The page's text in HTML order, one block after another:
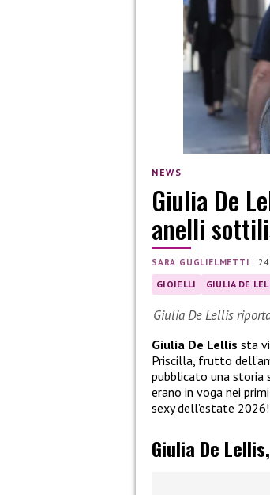
NEWS
Giulia De
anelli
SARA GUGLIELMETTI |
GIOIELLI GIULIA DE
Giulia De Lellis
Giulia De Lellis sta
Priscilla, frutto
pubblicato una storia
erano in voga nei
sexy dell’estate 2026!
Giulia De